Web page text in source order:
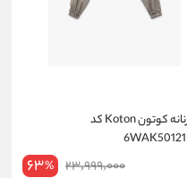
کت زنانه کوتون Koton کد
23,999,000
63%